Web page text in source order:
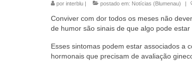
por interblu | postado em: Notícias (Blumenau) |
Conviver com dor todos os meses não
de humor são sinais de que algo pode estar
Esses sintomas podem estar associados a
hormonais que precisam de avaliação